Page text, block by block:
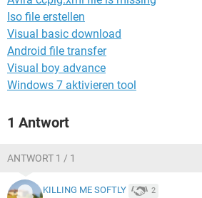
Iso file erstellen
Visual basic download
Android file transfer
Visual boy advance
Windows 7 aktivieren tool
1 Antwort
ANTWORT 1 / 1
KILLING ME SOFTLY 2